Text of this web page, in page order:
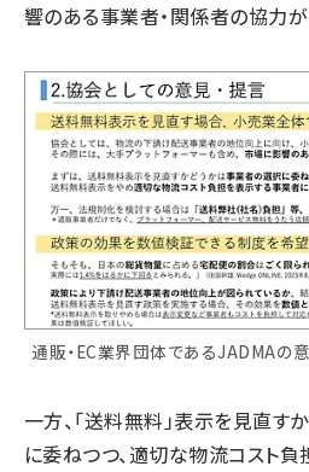
響のある事業者・関係者の協力
通販・EC業界団体であるJADMAの
一方、「送料無料」表示を見直す
に委ねつつ、適切な物流コスト